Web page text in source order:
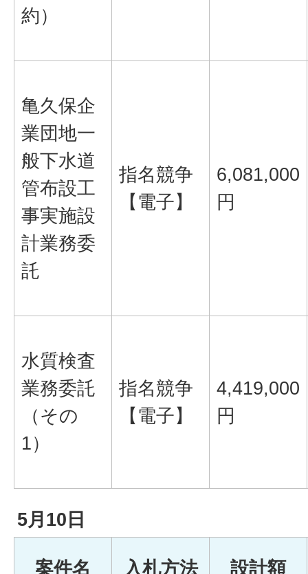
約）
亀久保企
業団地一
般下水道
管布設工
事実施設
計業務委
託
指名競争
【電子】
6,081,000
円
水質検査
業務委託
（その
1）
指名競争
【電子】
4,419,000
円
5月10日
案件名 入札方法 設計額